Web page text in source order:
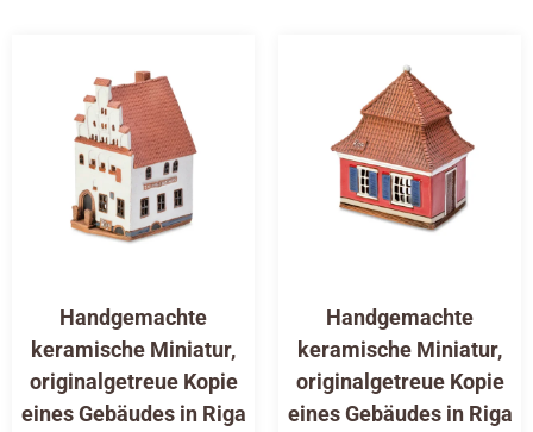
Handgemachte
keramische Miniatur,
originalgetreue Kopie
eines Gebäudes in Riga
Handgemachte
keramische Miniatur,
originalgetreue Kopie
eines Gebäudes in Riga